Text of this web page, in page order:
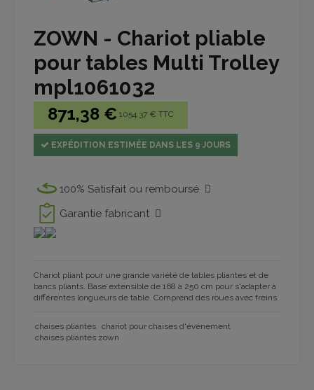
ZOWN - Chariot pliable
pour tables Multi Trolley
mpl1061032
871,38 € 1054.37 € TTC
EXPÉDITION ESTIMÉE DANS LES 9 JOURS
100% Satisfait ou remboursé
Garantie fabricant
Chariot pliant pour une grande variété de tables pliantes et de
bancs pliants. Base extensible de 168 à 250 cm pour s'adapter à
différentes longueurs de table. Comprend des roues avec freins.
chaises pliantes chariot pour chaises d'événement
chaises pliantes zown